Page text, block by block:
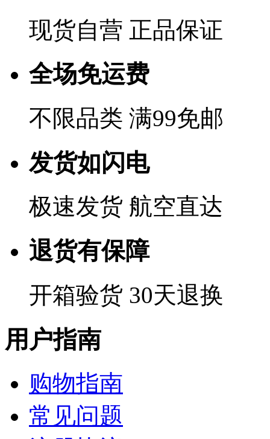
现货自营 正品保证
全场免运费
不限品类 满99免邮
发货如闪电
极速发货 航空直达
退货有保障
开箱验货 30天退换
用户指南
购物指南
常见问题